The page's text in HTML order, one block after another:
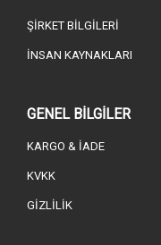
ŞİRKET BİLGİLERİ
İNSAN KAYNAKLARI
GENEL BİLGİLER
KARGO & İADE
KVKK
GİZLİLİK